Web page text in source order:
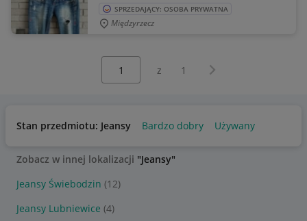
SPRZEDAJĄCY: OSOBA PRYWATNA
Międzyrzecz
z 1 Następna strona
Stan przedmiotu: Jeansy Bardzo dobry Używany
Zobacz w innej lokalizacji "Jeansy"
Jeansy Świebodzin (12)
Jeansy Lubniewice (4)